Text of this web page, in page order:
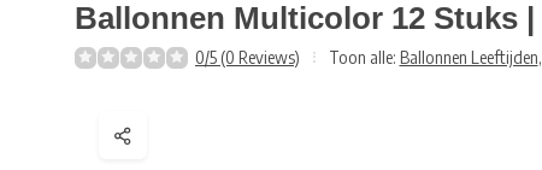
Ballonnen Multicolor 12 Stuks |
0/5 (0 Reviews) Toon alle: Ballonnen Leeftijden,